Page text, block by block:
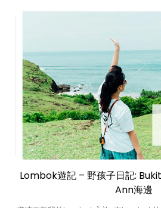
Lombok遊記 – 野孩子日記:
Ann海邊